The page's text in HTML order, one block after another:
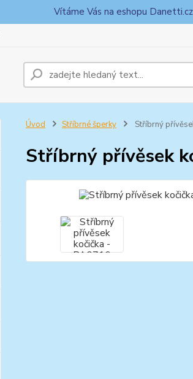
Vítáme Vás na eshopu
Úvod Stříbrné šperky Stříbrný
Stříbrný přívěsek